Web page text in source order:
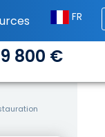
FR
800 €